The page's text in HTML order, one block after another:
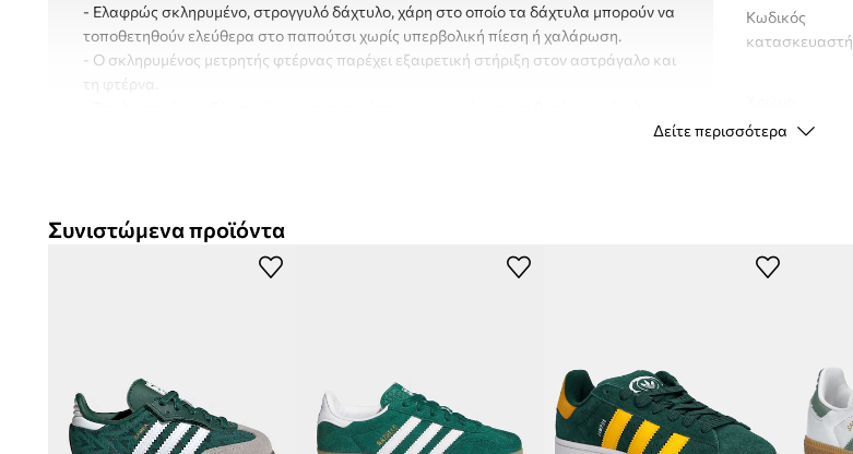
- Ελαφρώς σκληρυμένο, στρογγυλό δάχτυλο, χάρη στο οποίο τα δάχτυλα μπορούν να
τοποθετηθούν ελεύθερα στο παπούτσι χωρίς υπερβολική πίεση ή χαλάρωση.
- Ο σκληρυμένος μετρητής φτέρνας παρέχει εξαιρετική στήριξη στον αστράγαλο και
τη φτέρνα.
Κωδικός
κατασκευαστή
ID προϊόντος
Δείτε περισσότερα
Συνιστώμενα προϊόντα